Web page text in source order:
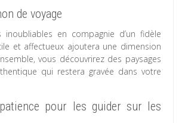
de voyage
en compagnie d’un fidèle
et affectueux ajoutera une dimension
vous découvrirez des paysages
qui restera gravée dans votre
pour les guider sur les